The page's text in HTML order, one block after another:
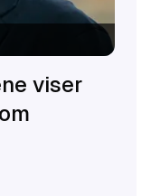
viser